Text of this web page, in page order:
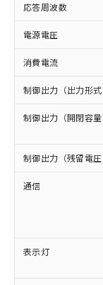
応答周波数
電源電圧
消費電流
制御出力（出力形式
制御出力（開閉容量
制御出力（残留電圧
通信
表示灯